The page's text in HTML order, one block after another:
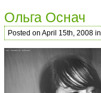
Ольга Оснач
Posted on April 15th, 2008 in